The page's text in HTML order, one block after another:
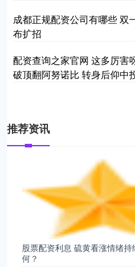
成都正规配资公司有哪些 双
布扩招
配资查询之家官网 这多厉害
破顶翻阿努诺比 转身后仰中
推荐资讯
股票配资利息 硫黄看涨情绪
何？